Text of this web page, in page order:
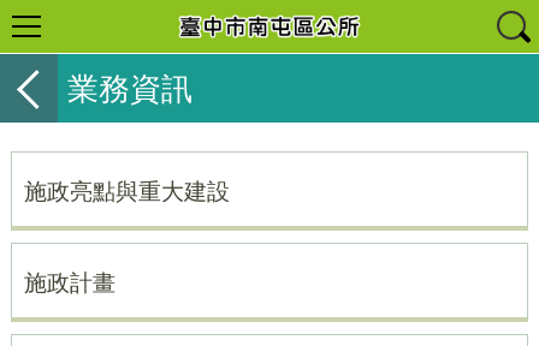
業務資訊
施政亮點與重大建設
施政計畫